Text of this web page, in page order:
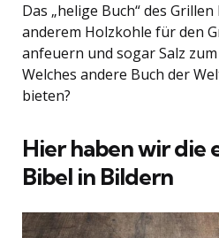
Das „helige Buch“ des
anderem Holzkohle für den
anfeuern und sogar Salz
Welches andere Buch der
bieten?
Hier haben wir die
Bibel in Bildern